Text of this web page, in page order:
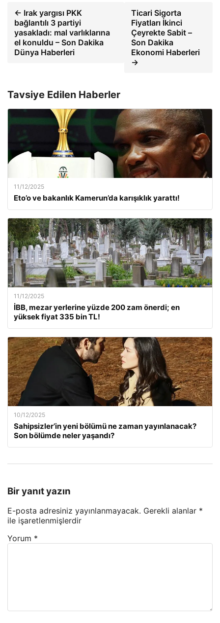
← Irak yargısı PKK
bağlantılı 3 partiyi
yasakladı: mal varlıklarına
el konuldu – Son Dakika
Dünya Haberleri
Ticari Sigorta
Fiyatları İkinci
Çeyrekte Sabit –
Son Dakika
Ekonomi Haberleri
→
Tavsiye Edilen Haberler
11/12/2025
Eto’o ve bakanlık Kamerun’da karışıklık yarattı!
11/12/2025
İBB, mezar yerlerine yüzde 200 zam önerdi; en
yüksek fiyat 335 bin TL!
10/12/2025
Sahipsizler’in yeni bölümü ne zaman yayınlanacak?
Son bölümde neler yaşandı?
Bir yanıt yazın
E-posta adresiniz yayınlanmayacak. Gerekli alanlar *
ile işaretlenmişlerdir
Yorum *